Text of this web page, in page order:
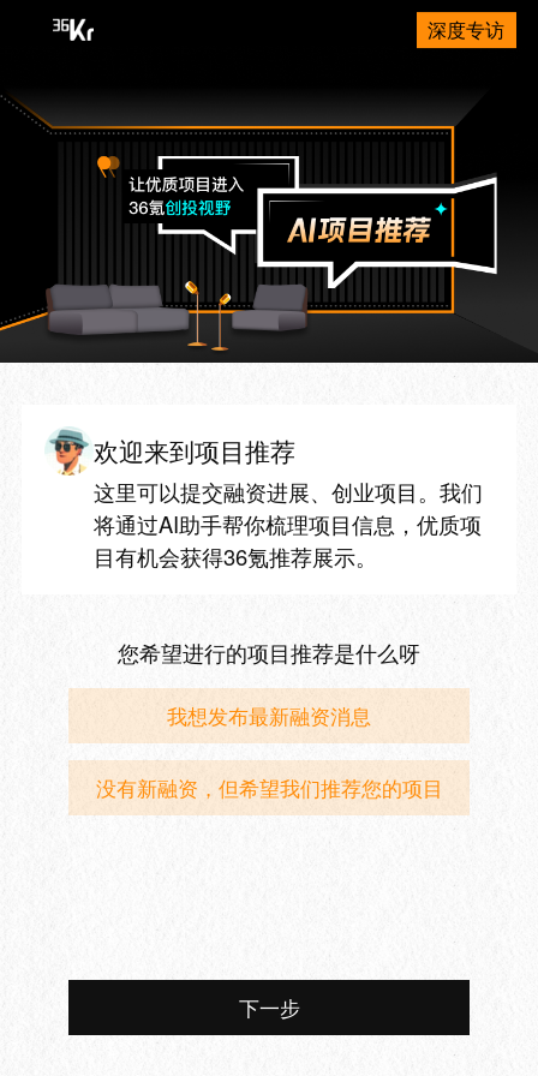
深度专访
欢迎来到项目推荐
这里可以提交融资进展、创业项目。我们
将通过AI助手帮你梳理项目信息，优质项
目有机会获得36氪推荐展示。
您希望进行的项目推荐是什么呀
我想发布最新融资消息
没有新融资，但希望我们推荐您的项目
下一步